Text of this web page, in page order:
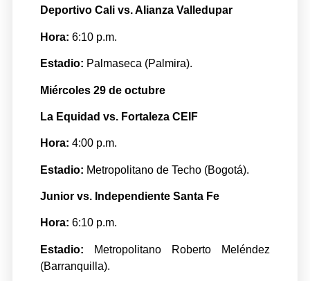
Deportivo Cali vs. Alianza Valledupar
Hora: 6:10 p.m.
Estadio: Palmaseca (Palmira).
Miércoles 29 de octubre
La Equidad vs. Fortaleza CEIF
Hora: 4:00 p.m.
Estadio: Metropolitano de Techo (Bogotá).
Junior vs. Independiente Santa Fe
Hora: 6:10 p.m.
Estadio:
Metropolitano Roberto Meléndez
(Barranquilla).